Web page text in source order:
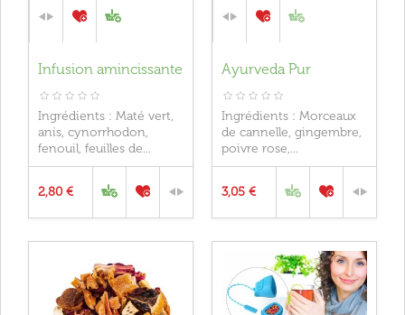
Infusion amincissante
Ingrédients : Maté vert,
anis, cynorrhodon,
fenouil, feuilles de...
2,80 €
Ayurveda Pur
Ingrédients : Morceaux
de cannelle, gingembre,
poivre rose,...
3,05 €